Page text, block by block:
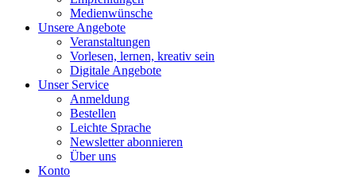
Medienwünsche
Unsere Angebote
Veranstaltungen
Vorlesen, lernen, kreativ sein
Digitale Angebote
Unser Service
Anmeldung
Bestellen
Leichte Sprache
Newsletter abonnieren
Über uns
Konto